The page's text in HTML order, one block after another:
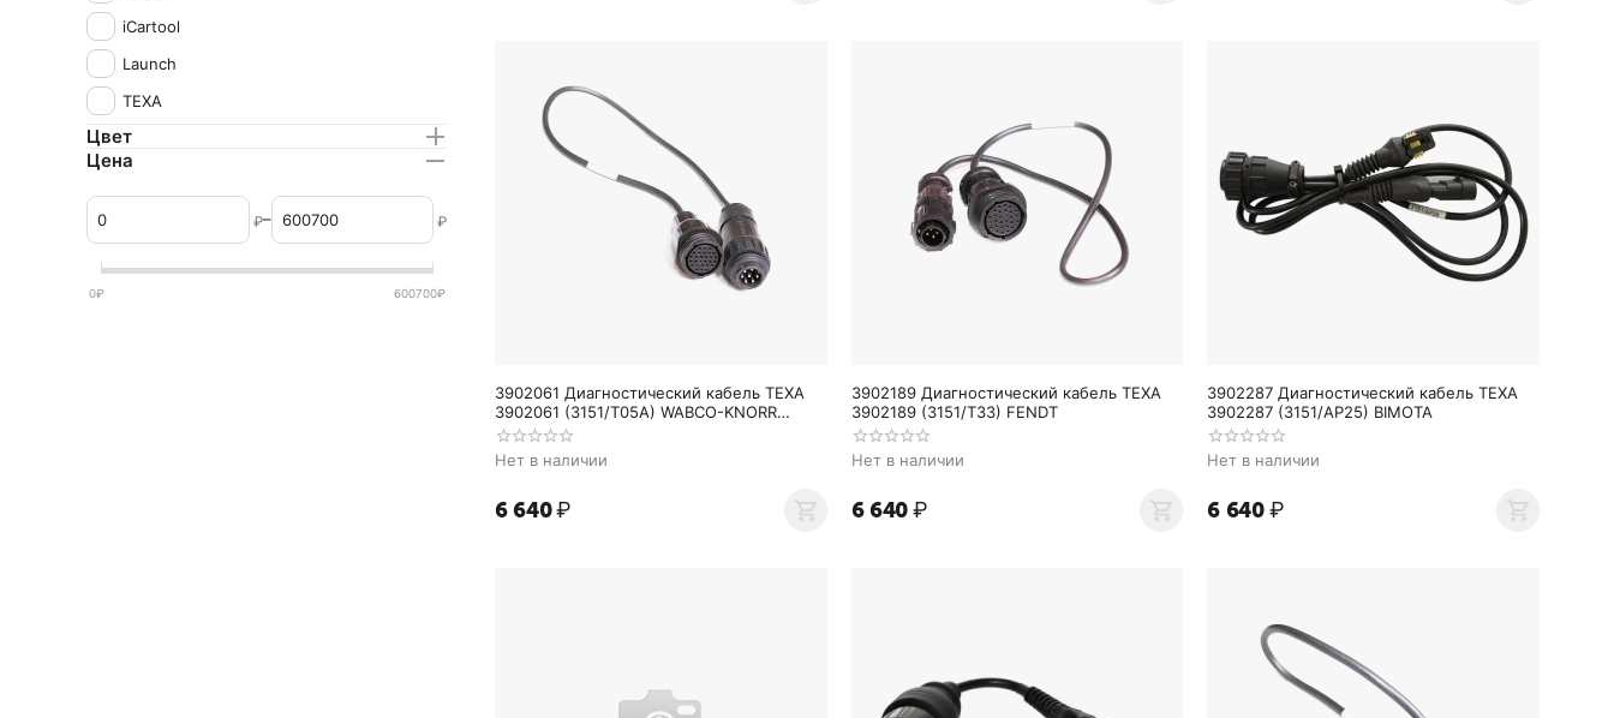
3902061 Диагностический кабель TEXA
3902061 (3151/T05A) WABCO-KNORR
ABS/EBS
Нет в наличии
6 640₽
3902189 Диагностический кабель TEXA
3902189 (3151/T33) FENDT
Нет в наличии
6 640₽
3902287 Диагностический кабель TEXA
3902287 (3151/AP25) BIMOTA
Нет в наличии
6 640 ₽
iCartool
Launch
TEXA
Цвет
Цена
₽– ₽
0₽ 600700₽